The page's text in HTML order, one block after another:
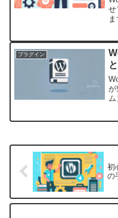
せ
重
プラグイン
が
初
の